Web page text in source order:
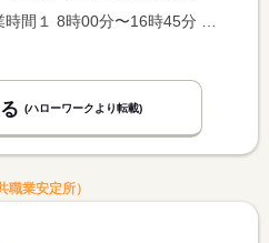
(ハローワークより転載)
業安定所）